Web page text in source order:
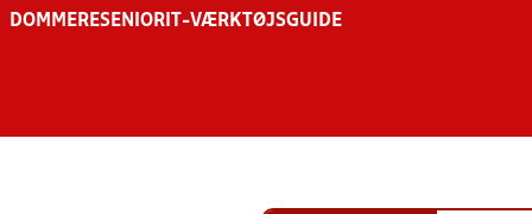
DOMMERESENIOR IT-VÆRKTØJSGUIDE